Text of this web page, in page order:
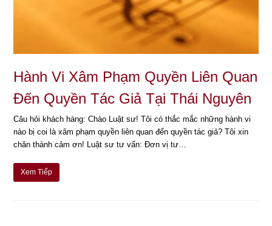
Hành Vi Xâm Phạm Quyền Liên Quan
Đến Quyền Tác Giả Tại Thái Nguyên
Câu hỏi khách hàng: Chào Luật sư! Tôi có thắc mắc những hành vi
nào bị coi là xâm phạm quyền liên quan đến quyền tác giả? Tôi xin
chân thành cảm ơn! Luật sư tư vấn: Đơn vị tư…
Xem Tiếp